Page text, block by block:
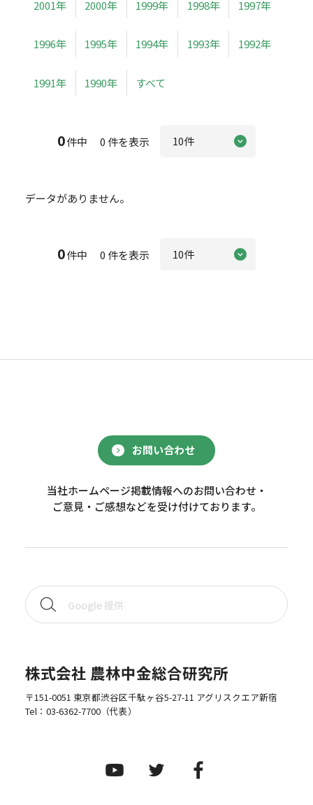
2001年 2000年 1999年 1998年 1997年
1996年 1995年 1994年 1993年 1992年
1991年 1990年 すべて
0件中 0 件を表示
データがありません。
0件中 0 件を表示
お問い合わせ
当社ホームページ掲載情報へのお問い合わせ・
ご意見・ご感想などを受け付けております。
株式会社 農林中金総合研究所
〒151-0051 東京都渋谷区千駄ヶ谷5-27-11 アグリスクエア新宿
Tel： 03-6362-7700（代表）